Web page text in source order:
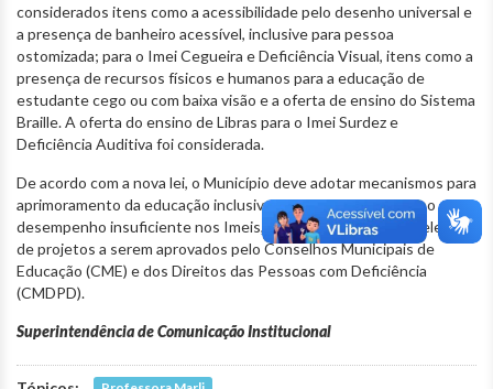
considerados itens como a acessibilidade pelo desenho universal e
a presença de banheiro acessível, inclusive para pessoa
ostomizada; para o Imei Cegueira e Deficiência Visual, itens como a
presença de recursos físicos e humanos para a educação de
estudante cego ou com baixa visão e a oferta de ensino do Sistema
Braille. A oferta do ensino de Libras para o Imei Surdez e
Deficiência Auditiva foi considerada.
De acordo com a nova lei, o Município deve adotar mecanismos para
aprimoramento da educação inclusiva nas unidades de ensino com
desempenho insuficiente nos Imeis, inclusive por meio de seleção
de projetos a serem aprovados pelo Conselhos Municipais de
Educação (CME) e dos Direitos das Pessoas com Deficiência
(CMDPD).
Superintendência de Comunicação Institucional